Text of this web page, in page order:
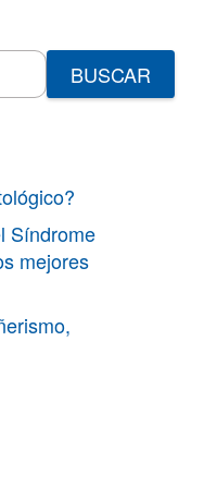
Síndrome
mejores